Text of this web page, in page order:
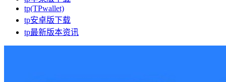
tp(TPwallet)
tp安卓版下载
tp最新版本资讯